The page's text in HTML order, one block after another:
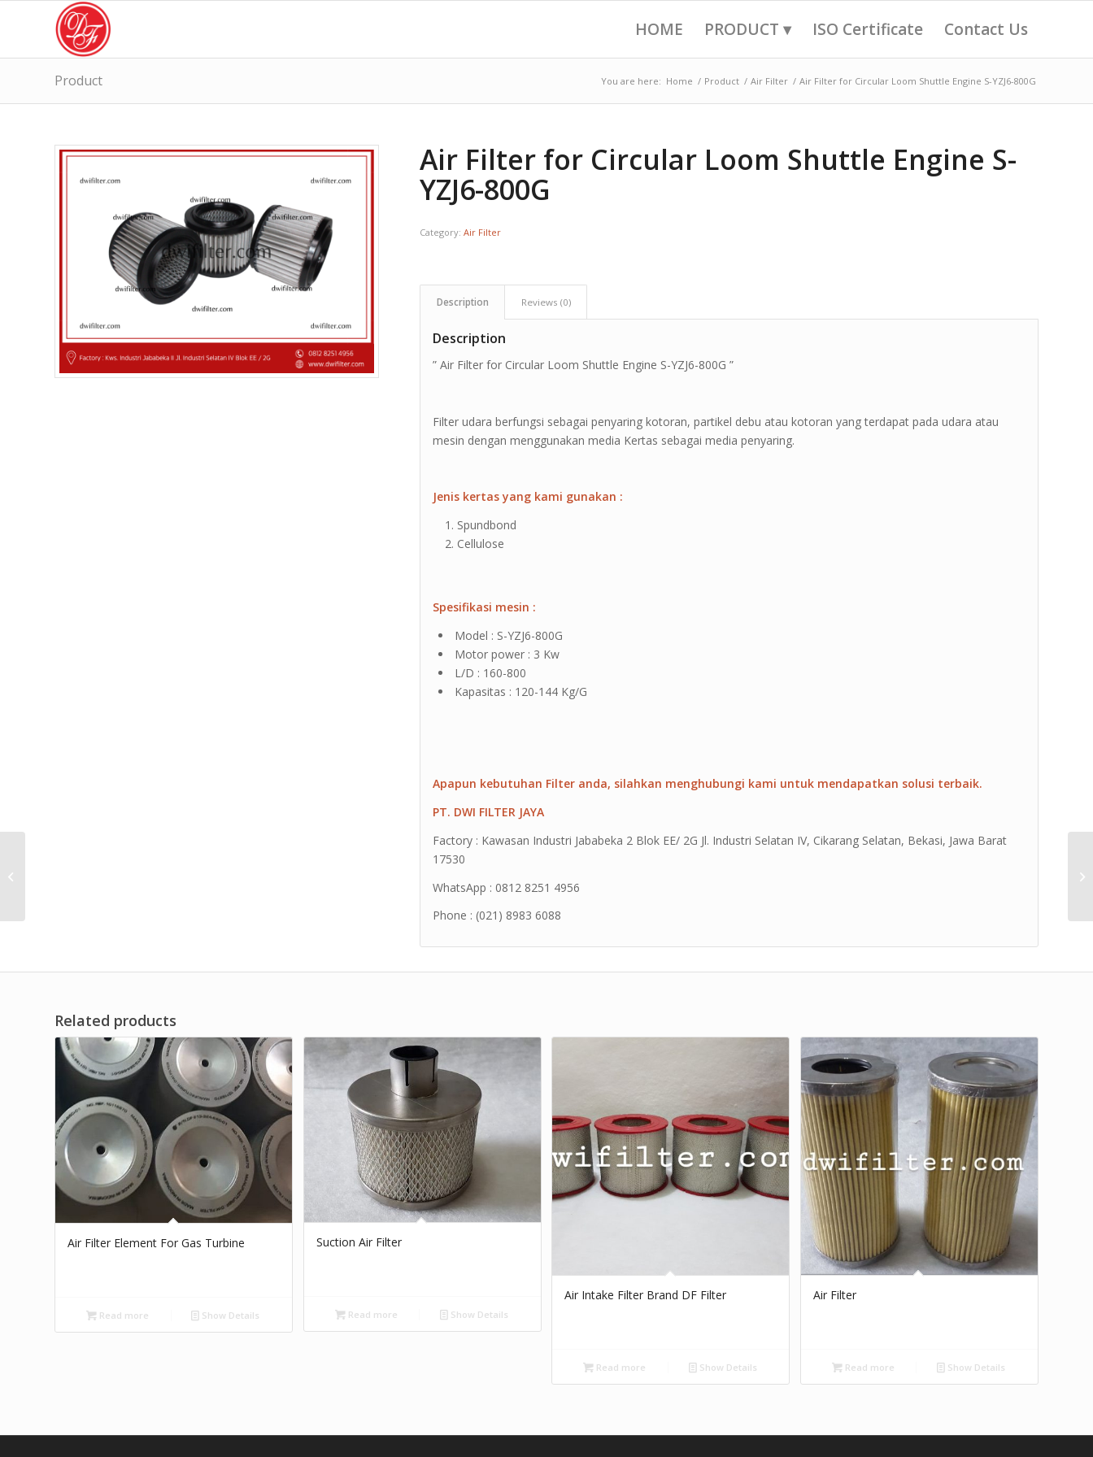
HOME PRODUCT ▾ ISO Certificate Contact Us
Product You are here: Home / Product / Air Filter / Air Filter for Circular Loom Shuttle Engine S-YZJ6-800G
Air Filter for Circular Loom Shuttle Engine S-
YZJ6-800G
Category:Air Filter
Description Reviews (0)
Description
” Air Filter for Circular Loom Shuttle Engine S-YZJ6-800G ”
Filter udara berfungsi sebagai penyaring kotoran, partikel debu atau kotoran yang terdapat pada udara atau
mesin dengan menggunakan media Kertas sebagai media penyaring.
Jenis kertas yang kami gunakan :
Spundbond
Cellulose
Spesifikasi mesin :
Model : S-YZJ6-800G
Motor power : 3 Kw
L/D : 160-800
Kapasitas : 120-144 Kg/G
Apapun kebutuhan Filter anda, silahkan menghubungi kami untuk mendapatkan solusi terbaik.
PT. DWI FILTER JAYA
Factory : Kawasan Industri Jababeka 2 Blok EE/ 2G Jl. Industri Selatan IV, Cikarang Selatan, Bekasi, Jawa Barat
17530
WhatsApp : 0812 8251 4956
Phone : (021) 8983 6088
Related products
Air Filter Element For Gas Turbine
Read more Show Details
Suction Air Filter
Read more Show Details
Air Intake Filter Brand DF Filter
Read more Show Details
Air Filter
Read more Show Details